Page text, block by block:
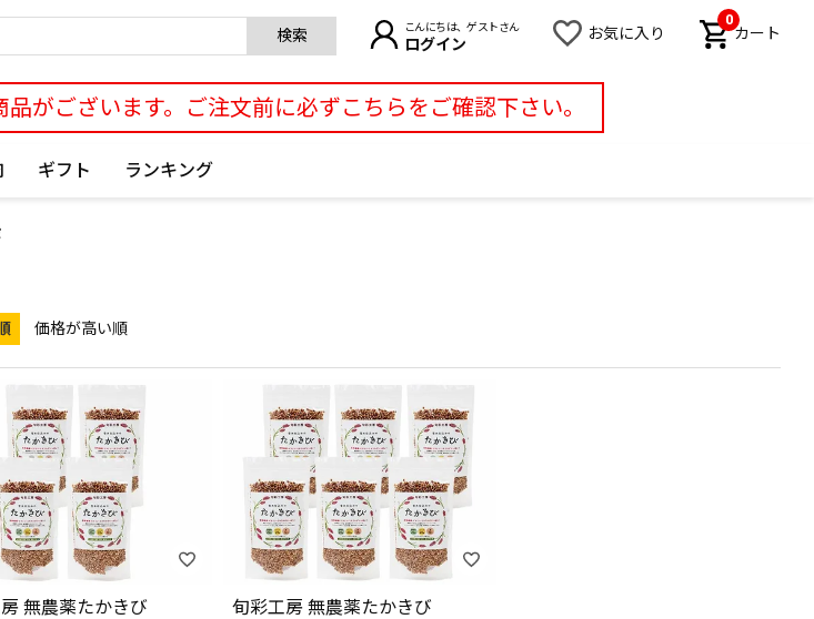
検索 こんにちは、ゲストさん
ログイン
お気に入り カート
0
がございます。ご注文前に必ずこちらをご確認下さい。
ギフト ランキング
価格が高い順
無農薬たかきび
旬彩工房 無農薬たかきび